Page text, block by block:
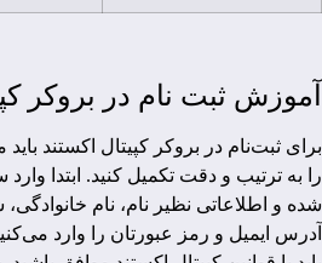
آموزش ثبت نام در بروکر
برای ثبت‌نام در بروکر کپیتال اکستند
را به ترتیب و دقت تکمیل کنید. ابتدا وارد
شده و اطلاعاتی نظیر نام، نام خانوادگی،
آدرس ایمیل و رمز عبورتان را وارد